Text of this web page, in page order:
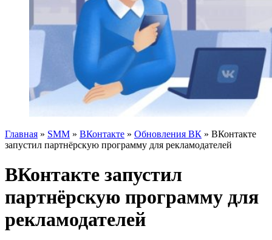
Главная » SMM » ВКонтакте » Обновления ВК » ВКонтакте
запустил партнёрскую программу для рекламодателей
ВКонтакте запустил
партнёрскую программу для
рекламодателей